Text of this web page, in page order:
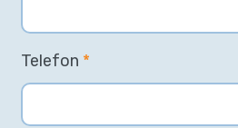
Telefon *